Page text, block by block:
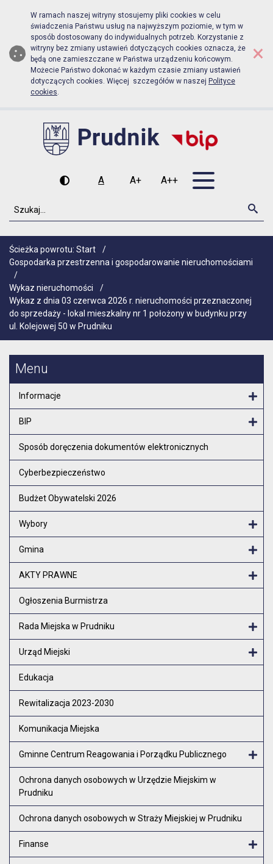
Biuletyn Informacji Publicznej
Przejdź do menu głównego
Przejdź do głównej zawartości
W ramach naszej witryny stosujemy pliki cookies w celu
świadczenia Państwu usług na najwyższym poziomie, w tym w
sposób dostosowany do indywidualnych potrzeb. Korzystanie z
witryny bez zmiany ustawień dotyczących cookies oznacza, że
będą one zamieszczane w Państwa urządzeniu końcowym.
Możecie Państwo dokonać w każdym czasie zmiany ustawień
dotyczących cookies. Więcej szczegółów w naszej Polityce
cookies.
×
Wysoki kontrast
A
Czcionka domyślna
A+
Czcionka średnia
A++
Czcionka duża
Szukaj
Ścieżka powrotu: Start
/
Gospodarka przestrzenna i gospodarowanie nieruchomościami
/
Wykaz nieruchomości
/
Wykaz z dnia 03 czerwca 2026 r. nieruchomości przeznaczonej
do sprzedaży - lokal mieszkalny nr 1 położony w budynku przy
ul. Kolejowej 50 w Prudniku
Menu
Informacje
BIP
Sposób doręczenia dokumentów elektronicznych
Cyberbezpieczeństwo
Budżet Obywatelski 2026
Wybory
Gmina
AKTY PRAWNE
Ogłoszenia Burmistrza
Rada Miejska w Prudniku
Urząd Miejski
Edukacja
Rewitalizacja 2023-2030
Komunikacja Miejska
Gminne Centrum Reagowania i Porządku Publicznego
Ochrona danych osobowych w Urzędzie Miejskim w
Prudniku
Ochrona danych osobowych w Straży Miejskiej w Prudniku
Finanse